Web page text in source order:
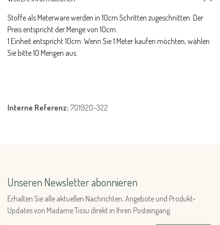
Stoffe als Meterware werden in 10cm Schritten zugeschnitten. Der
Preis entspricht der Menge von 10cm.
1 Einheit entspricht 10cm. Wenn Sie 1 Meter kaufen möchten, wählen
Sie bitte 10 Mengen aus.
Interne Referenz: 701920-322
Unseren Newsletter abonnieren
Erhalten Sie alle aktuellen Nachrichten, Angebote und Produkt-
Updates von Madame Tissu direkt in Ihren Posteingang.